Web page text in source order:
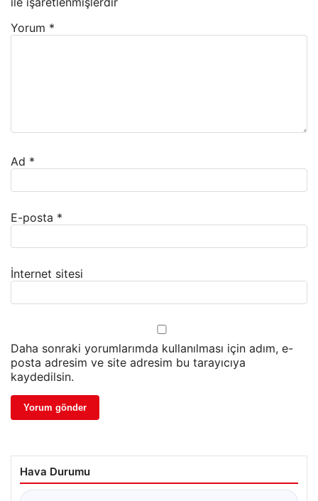
Yorum *
Ad *
E-posta *
İnternet sitesi
Daha sonraki yorumlarımda kullanılması için adım, e-
posta adresim ve site adresim bu tarayıcıya
kaydedilsin.
Hava Durumu